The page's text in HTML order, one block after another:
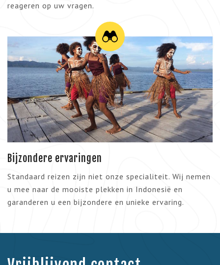
reageren op uw vragen.
Bijzondere ervaringen
Standaard reizen zijn niet onze specialiteit. Wij nemen
u mee naar de mooiste plekken in Indonesië en
garanderen u een bijzondere en unieke ervaring.